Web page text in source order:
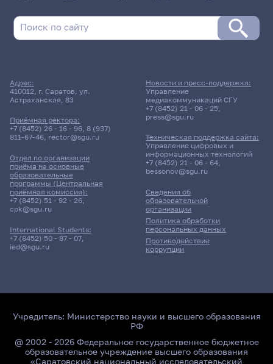
Адрес:
410012, г. Саратов, ул.
Астраханская, 83
Приёмная ректора:
+7 (8452) 26 - 16 - 96, 8 (937)
811-67-46, rector@sgu.ru
Отдел по организации
приёма на основные
образовательные
программы (Центральная
приёмная комиссия):
+7 (8452) 51 - 92 - 26,
cpk@sgu.ru
International Students:
+7 (8452) 50 - 87 - 07,
ied@sgu.ru
Сведения об
образовательной
организации
Политика обработки
персональных данных
Противодействие
коррупции
Новости и пресс-поддержка:
Управление
медиакоммуникаций СГУ
+7 (8452) 21 - 06 - 25,
press@sgu.ru
Техническая поддержка сайта:
Управление цифровых и
информационных технологий
+7 (8452) 21 - 06 - 64,
bessonov@sgu.ru
Учредитель: Министерство науки и высшего образования
РФ
@ 2002 - 2026 Федеральное государственное бюджетное
образовательное учреждение высшего образования
«Саратовский национальный исследовательский